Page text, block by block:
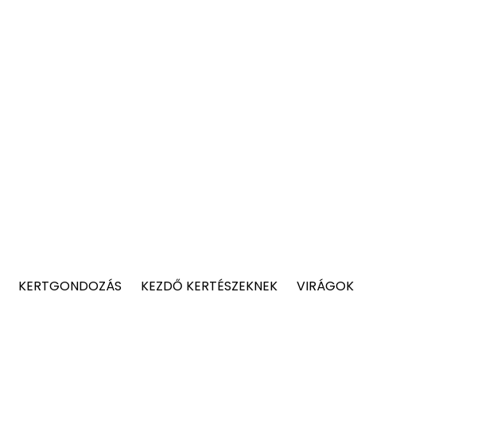
KERTGONDOZÁS KEZDŐ KERTÉSZEKNEK
VIRÁGOK